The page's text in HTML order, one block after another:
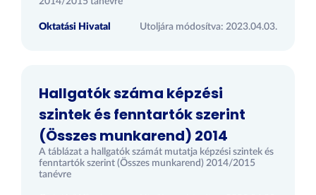
Oktatási Hivatal Utoljára módosítva: 2023.04.03.
Hallgatók száma képzési
szintek és fenntartók szerint
(Összes munkarend) 2014
A táblázat a hallgatók számát mutatja képzési szintek és
fenntartók szerint (Összes munkarend) 2014/2015
tanévre